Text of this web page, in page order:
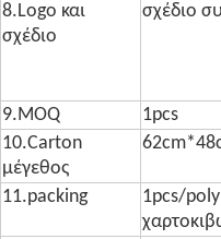
8.Logo και
σχέδιο
σχέδιο
9.MOQ
1pcs
10.Carton
μέγεθος
11.packing
1pcs/